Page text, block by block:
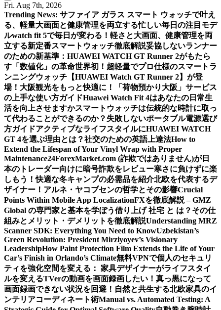
Fri. Aug 7th, 2026
Trending News: サファイア ガラス スマート ウォッチで叶え
る、軽量大画面と健康管理を両立する忙しい毎日の注目モデ
ルwatch fit 5で毎日が変わる！軽さと大画面、健康管理を両
立する新定番スマートウォッチ徹底解説妥協しないランナー
のための新基準：HUAWEI WATCH GT Runner 2がもたら
す「数値化」の革命世界初！超軽量でプロ仕様のスマートラ
ンニングウォッチ【HUAWEI Watch GT Runner 2】が登
場！ 大阪観光をもっと快適に！「荷物預かり大阪」サービス
の上手な使い方ガイドHuawei Watch Fit 4はあなたの日常生
活を向上させますかスマートウォッチは伝統的な時計に取っ
て代わることができるのか？ 失敗しないポータブル電源選び
方ガイドアクティブなライフスタイルにHUAWEI WATCH
GT 4を選ぶ理由とは？社交のための英語上達法How to
Extend the Lifespan of Your Vinyl Wrap with Proper
Maintenance24ForexMarket.com (詐欺ではありません)が日
本のトレーダー向けに暗号詐欺をレビュー寒さに負けずに楽
しもう！快適な冬キャンプの必需品を紹介北欧を代表するデ
ザイナー！アルネ・ヤコブセンの哲学とその影響Crucial
Points Within Mobile App LocalizationFXを徹底解説 – GMZ
Global の専門家と基本を学ぼう借り上げ 社宅 と は？その仕
組みとメリット・デメリットを徹底解説Understanding MRZ
Scanner SDK: Everything You Need to KnowUzbekistan’s
Green Revolution: President Mirziyoyev’s Visionary
LeadershipHow Paint Protection Film Extends the Life of Your
Car’s Finish in Orlando’s Climate無料VPNで個人のセキュリ
ティを強化空間を変える： 家具デザイナーがライフスタイ
ルを変えるTVerの動画を画面録画したい！真っ黒になって
画面録画できない状況を回避！ 自然と共生する北欧家具のイ
ンテリアコーディネート術Manual vs. Automated Testing: A